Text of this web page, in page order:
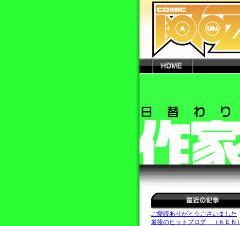
ご愛読ありがとうございました
最後のヒットブログ （ＫＥＮ）